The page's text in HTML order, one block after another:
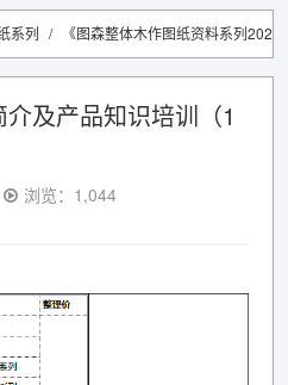
系列 / 《图森整体木作图纸资料系列2022
及产品知识培训（1
浏览：1,044